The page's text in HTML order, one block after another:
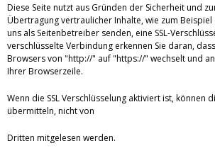
Diese Seite nutzt aus Gründen der Sicherheit und
Übertragung vertraulicher Inhalte, wie zum Beispiel
uns als Seitenbetreiber senden, eine SSL-
verschlüsselte Verbindung erkennen Sie daran,
Browsers von "http://" auf "https://" wechselt und
Ihrer Browserzeile.
Wenn die SSL Verschlüsselung aktiviert ist, können
übermitteln, nicht von
Dritten mitgelesen werden.